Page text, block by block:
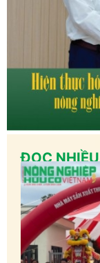
ĐỌC NHIỀU